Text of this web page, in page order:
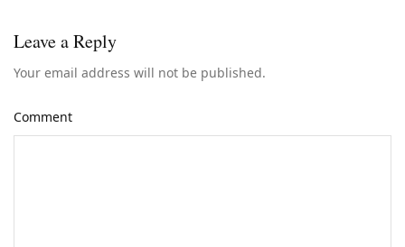
Leave a Reply
Your email address will not be published.
Comment